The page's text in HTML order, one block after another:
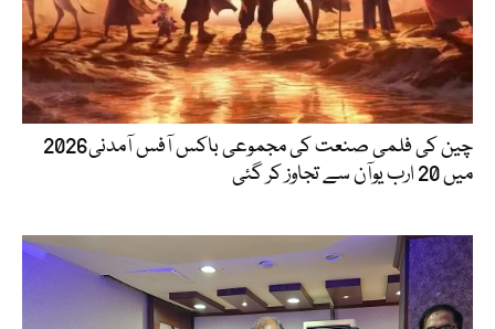
چین کی فلمی صنعت کی مجموعی باکس آفس آمدنی2026
میں 20 ارب یوآن سے تجاوز کر گئی